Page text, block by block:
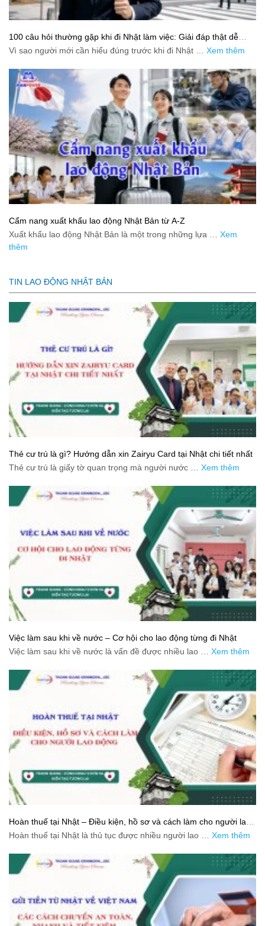
100 câu hỏi thường gặp khi đi Nhật làm việc: Giải đáp thật dễ
hiểu cho người mới bắt đầu
Vì sao người mới cần hiểu đúng trước khi đi Nhật … Xem thêm
Cẩm nang xuất khẩu lao động Nhật Bản từ A-Z
Xuất khẩu lao động Nhật Bản là một trong những lựa … Xem
thêm
TIN LAO ĐỘNG NHẬT BẢN
Thẻ cư trú là gì? Hướng dẫn xin Zairyu Card tại Nhật chi tiết nhất
Thẻ cư trú là giấy tờ quan trọng mà người nước … Xem thêm
Việc làm sau khi về nước – Cơ hội cho lao động từng đi Nhật
Việc làm sau khi về nước là vấn đề được nhiều lao … Xem thêm
Hoàn thuế tại Nhật – Điều kiện, hồ sơ và cách làm cho người lao
động
Hoàn thuế tại Nhật là thủ tục được nhiều người lao … Xem thêm